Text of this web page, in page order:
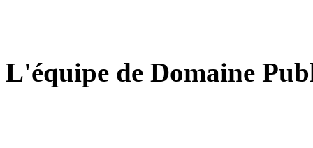
L'équipe de Domaine